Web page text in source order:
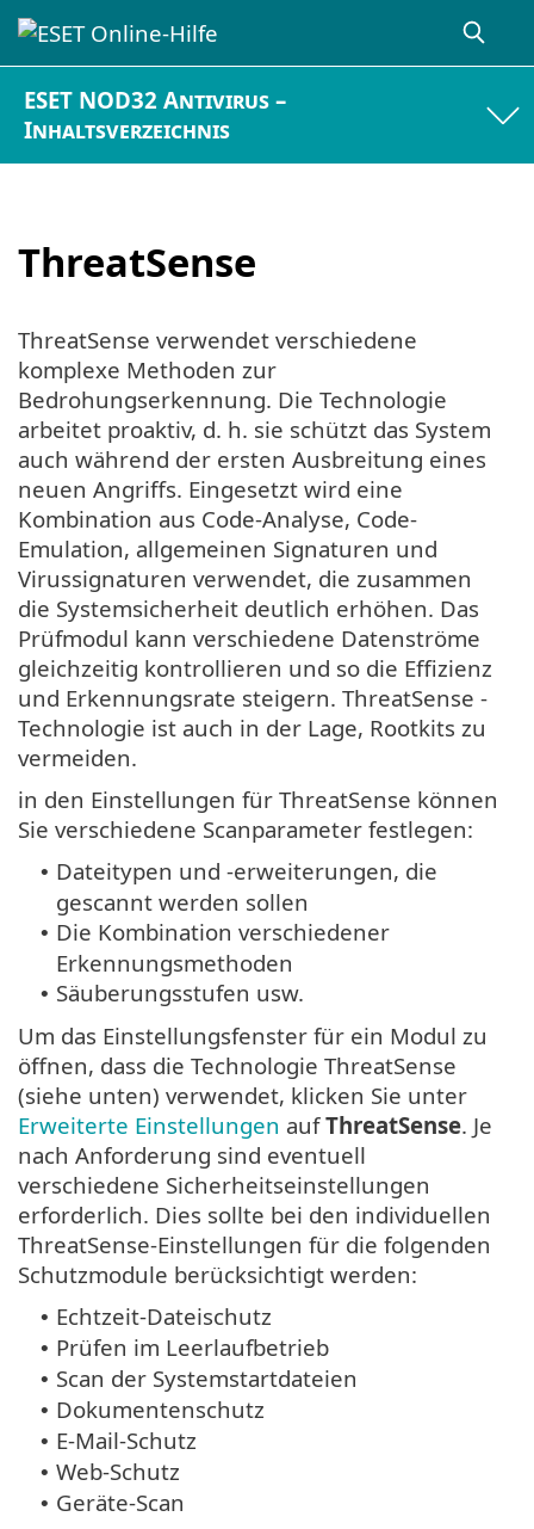
ESET NOD32 Antivirus –
Inhaltsverzeichnis
ThreatSense
ThreatSense verwendet verschiedene
komplexe Methoden zur
Bedrohungserkennung. Die Technologie
arbeitet proaktiv, d. h. sie schützt das System
auch während der ersten Ausbreitung eines
neuen Angriffs. Eingesetzt wird eine
Kombination aus Code-Analyse, Code-
Emulation, allgemeinen Signaturen und
Virussignaturen verwendet, die zusammen
die Systemsicherheit deutlich erhöhen. Das
Prüfmodul kann verschiedene Datenströme
gleichzeitig kontrollieren und so die Effizienz
und Erkennungsrate steigern. ThreatSense -
Technologie ist auch in der Lage, Rootkits zu
vermeiden.
in den Einstellungen für ThreatSense können
Sie verschiedene Scanparameter festlegen:
• Dateitypen und -erweiterungen, die
gescannt werden sollen
• Die Kombination verschiedener
Erkennungsmethoden
• Säuberungsstufen usw.
Um das Einstellungsfenster für ein Modul zu
öffnen, dass die Technologie ThreatSense
(siehe unten) verwendet, klicken Sie unter
Erweiterte Einstellungen aufThreatSense. Je
nach Anforderung sind eventuell
verschiedene Sicherheitseinstellungen
erforderlich. Dies sollte bei den individuellen
ThreatSense-Einstellungen für die folgenden
Schutzmodule berücksichtigt werden:
• Echtzeit-Dateischutz
• Prüfen im Leerlaufbetrieb
• Scan der Systemstartdateien
• Dokumentenschutz
• E-Mail-Schutz
• Web-Schutz
• Geräte-Scan